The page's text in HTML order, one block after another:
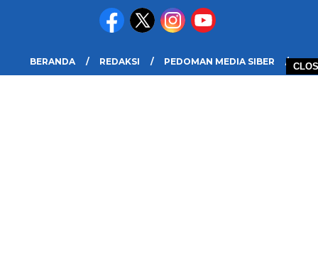
BERANDA REDAKSI
PEDOMAN MEDIA SIBER